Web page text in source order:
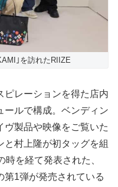
｣を訪れたRIIZE
ピレーションを得た店内
ールで構成。ベンディン
ヴ製品や映像をご覧いた
村上隆が初タッグを組
を経て発表された、
第1弾が発売されている